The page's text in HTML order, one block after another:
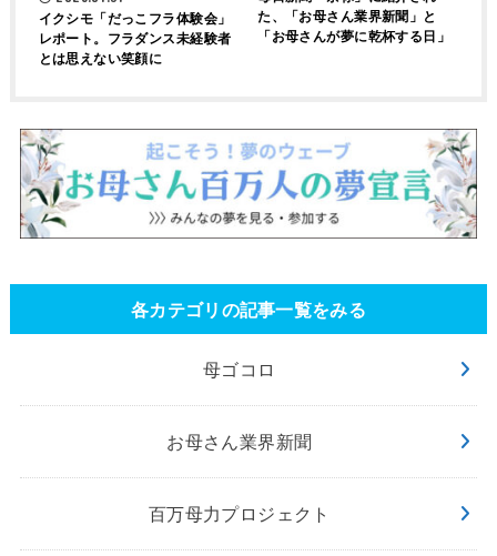
イクシモ「だっこフラ体験会」
レポート。フラダンス未経験者
とは思えない笑顔に
た、「お母さん業界新聞」と
「お母さんが夢に乾杯する日」
各カテゴリの記事一覧をみる
母ゴコロ
お母さん業界新聞
百万母力プロジェクト